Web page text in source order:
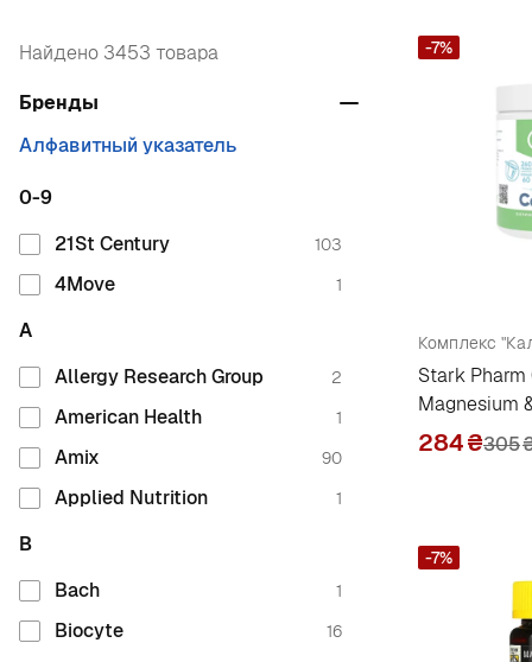
Найдено 3453 товара
Бренды
Алфавитный указатель
0-9
21St Century
103
4Move 1
A
Allergy Research Group
2
American Health 1
Amix 90
Applied Nutrition 1
B
Bach
1
Biocyte 16
Stark Pharm
Magnesium
284₴305
-7%
-7%